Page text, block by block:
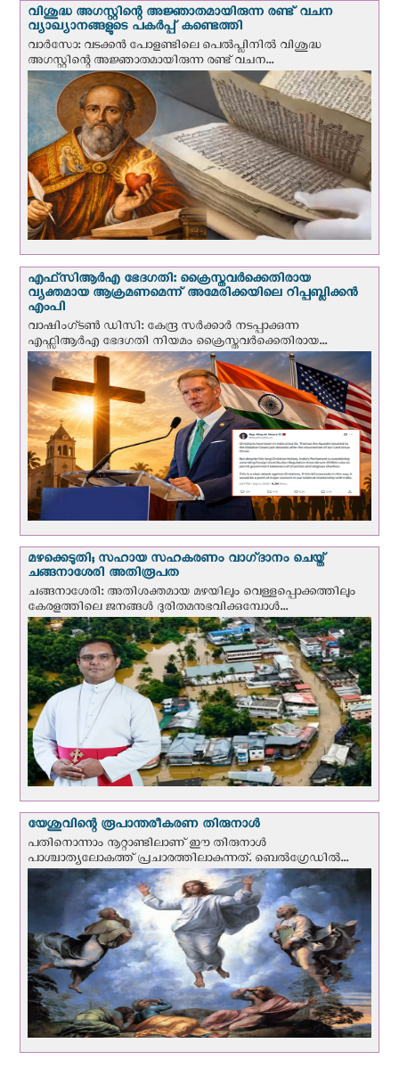
വിശുദ്ധ അഗസ്റ്റിന്റെ അജ്ഞാതമായിരുന്ന രണ്ട് വചന
വ്യാഖ്യാനങ്ങളുടെ പകര്‍പ്പ് കണ്ടെത്തി
വാര്‍സോ: വടക്കൻ പോളണ്ടിലെ പെൽപ്ലിനില്‍ വിശുദ്ധ
അഗസ്റ്റിന്റെ അജ്ഞാതമായിരുന്ന രണ്ട് വചന...
എഫ്‌സി‌ആര്‍‌എ ഭേദഗതി: ക്രൈസ്തവർക്കെതിരായ
വ്യക്തമായ ആക്രമണമെന്ന് അമേരിക്കയിലെ റിപ്പബ്ലിക്കൻ
എംപി
വാഷിംഗ്ടണ്‍ ഡി‌സി: കേന്ദ്ര സർക്കാർ നടപ്പാക്കുന്ന
എഫ്സിആർഎ ഭേദഗതി നിയമം ക്രൈസ്തവർക്കെതിരായ...
മഴക്കെടുതി; സഹായ സഹകരണം വാഗ്‌ദാനം ചെയ്ത്
ചങ്ങനാശേരി അതിരൂപത
ചങ്ങനാശേരി: അതിശക്തമായ മഴയിലും വെള്ളപ്പൊക്കത്തിലും
കേരളത്തിലെ ജനങ്ങൾ ദുരിതമനുഭവിക്കുമ്പോൾ...
യേശുവിന്റെ രൂപാന്തരീകരണ തിരുനാള്‍
പതിനൊന്നാം നൂറ്റാണ്ടിലാണ് ഈ തിരുനാള്‍
പാശ്ചാത്യലോകത്ത് പ്രചാരത്തിലാകുന്നത്. ബെല്‍ഗ്രേഡില്‍...